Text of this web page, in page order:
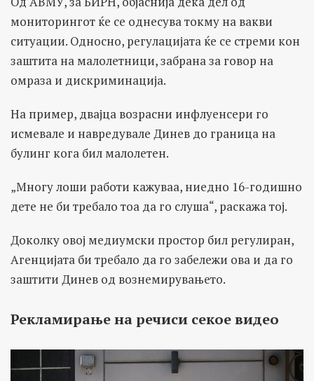
мониторингот ќе се однесува токму на вакви
ситуации. Односно, регулацијата ќе се стреми кон
заштита на малолетници, забрана за говор на
омраза и дискриминација.
На пример, двајца возрасни инфлуенсери го
исмевале и навредувале Динев до граница на
булинг кога бил малолетен.
„Многу лоши работи кажуваа, ниедно 16-годишно
дете не би требало тоа да го слуша“, раскажа тој.
Доколку овој медиумски простор бил регулиран,
Агенцијата би требало да го забележи ова и да го
заштити Динев од вознемирувањето.
Рекламирање на речиси секое видео